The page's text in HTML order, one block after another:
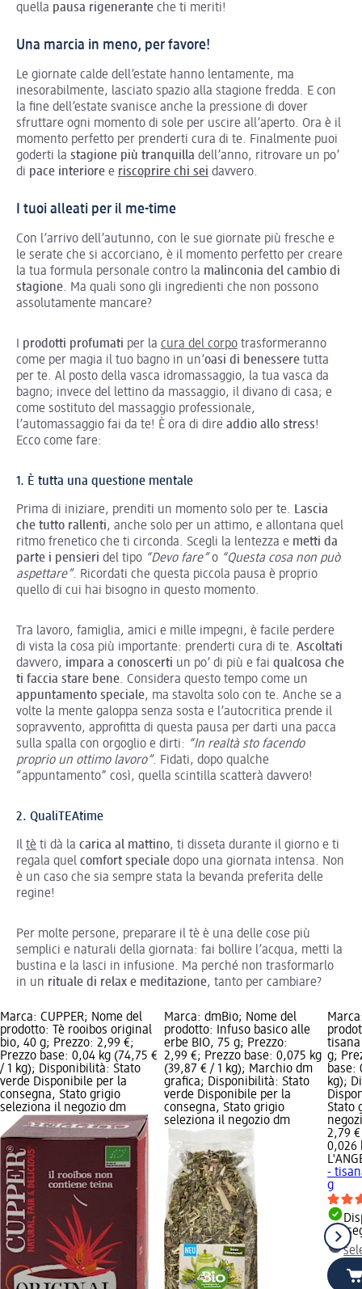
quella pausa rigenerante che ti meriti!
Una marcia in meno, per favore!
Le giornate calde dell’estate hanno lentamente, ma
inesorabilmente, lasciato spazio alla stagione fredda. E con
la fine dell’estate svanisce anche la pressione di dover
sfruttare ogni momento di sole per uscire all’aperto. Ora è il
momento perfetto per prenderti cura di te. Finalmente puoi
goderti la stagione più tranquilla dell’anno, ritrovare un po’
di pace interiore e riscoprire chi sei davvero.
I tuoi alleati per il me-time
Con l’arrivo dell’autunno, con le sue giornate più fresche e
le serate che si accorciano, è il momento perfetto per creare
la tua formula personale contro la malinconia del cambio di
stagione. Ma quali sono gli ingredienti che non possono
assolutamente mancare?
I prodotti profumati per la cura del corpo trasformeranno
come per magia il tuo bagno in un’oasi di benessere tutta
per te. Al posto della vasca idromassaggio, la tua vasca da
bagno; invece del lettino da massaggio, il divano di casa; e
come sostituto del massaggio professionale,
l’automassaggio fai da te! È ora di dire addio allo stress!
Ecco come fare:
1. È tutta una questione mentale
Prima di iniziare, prenditi un momento solo per te. Lascia
che tutto rallenti, anche solo per un attimo, e allontana quel
ritmo frenetico che ti circonda. Scegli la lentezza e metti da
parte i pensieri del tipo “Devo fare”o “Questa cosa non può
aspettare”. Ricordati che questa piccola pausa è proprio
quello di cui hai bisogno in questo momento.
Tra lavoro, famiglia, amici e mille impegni, è facile perdere
di vista la cosa più importante: prenderti cura di te. Ascoltati
davvero, impara a conoscerti un po’ di più e fai qualcosa che
ti faccia stare bene. Considera questo tempo come un
appuntamento speciale, ma stavolta solo con te. Anche se a
volte la mente galoppa senza sosta e l’autocritica prende il
sopravvento, approfitta di questa pausa per darti una pacca
sulla spalla con orgoglio e dirti: “In realtà sto facendo
proprio un ottimo lavoro”. Fidati, dopo qualche
“appuntamento” così, quella scintilla scatterà davvero!
2. QualiTEAtime
Il tè ti dà la carica al mattino, ti disseta durante il giorno e ti
regala quel comfort speciale dopo una giornata intensa. Non
è un caso che sia sempre stata la bevanda preferita delle
regine!
Per molte persone, preparare il tè è una delle cose più
semplici e naturali della giornata: fai bollire l’acqua, metti la
bustina e la lasci in infusione. Ma perché non trasformarlo
in un rituale di relax e meditazione, tanto per cambiare?
Marca: CUPPER; Nome del
prodotto: Tè rooibos original
bio, 40 g; Prezzo: 2,99 €;
Prezzo base: 0,04 kg (74,75 €
/ 1 kg); Disponibilità: Stato
verde Disponibile per la
consegna, Stato grigio
seleziona il negozio dm
Marca: dmBio; Nome del
prodotto: Infuso basico alle
erbe BIO, 75 g; Prezzo:
2,99 €; Prezzo base: 0,075 kg
(39,87 € / 1 kg); Marchio dm
grafica; Disponibilità: Stato
verde Disponibile per la
consegna, Stato grigio
seleziona il negozio dm
g;
base:
kg);
Stato
2,79 €
0,026
-
g